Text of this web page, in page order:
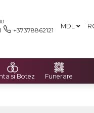
+37378862121 MDL
si Botez Funerare